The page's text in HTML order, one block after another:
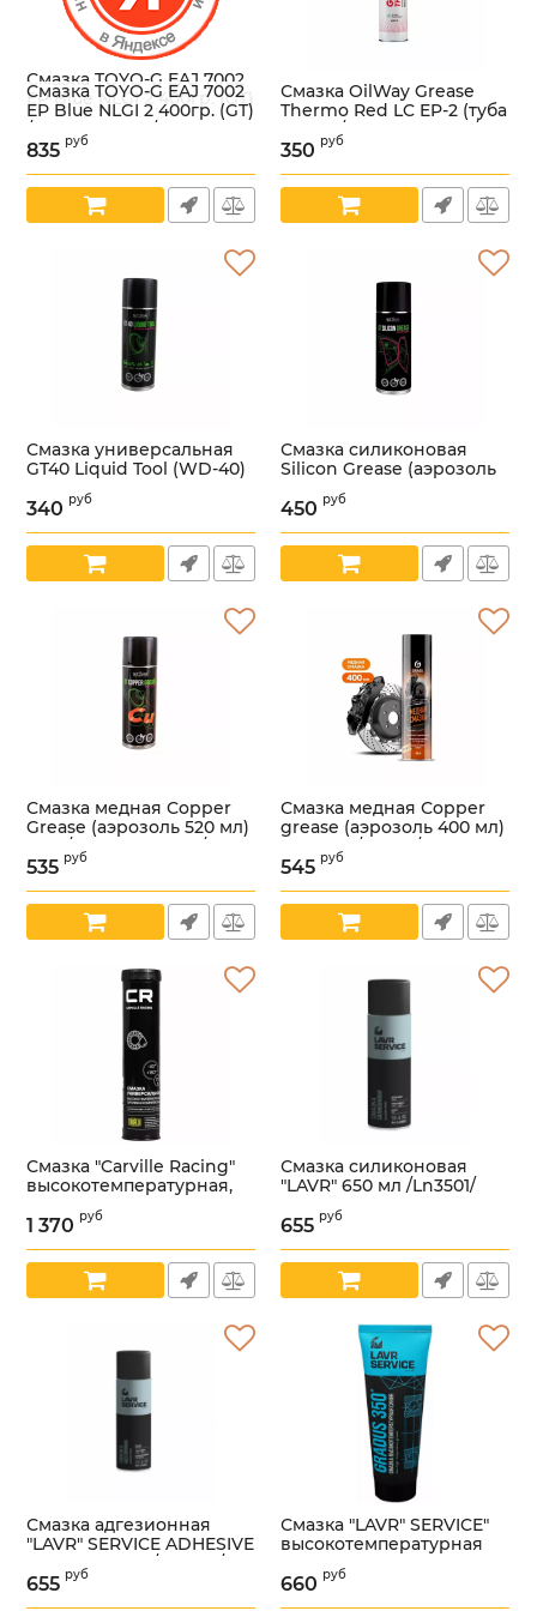
Смазка TOYO-G EAJ 7002
EP Blue NLGI 2 400гр. (GT)
/9555131412983/
Артикул:
Смазка TOYO-G EAJ 7002
EP Blue NLGI 2 400гр. (GT)
/9555131412983/
Артикул:
835 руб
Смазка OilWay Grease
Thermo Red LC EP-2 (туба
0.4 кг) /4660155100848/
Артикул:
350 руб
Смазка универсальная
GT40 Liquid Tool (WD-40)
(аэрозоль 520 мл) (GT)
/8809059410189/
Артикул: УТ000002696
340 руб
Смазка силиконовая
Silicon Grease (аэрозоль
520 мл) (GT)
/8809059410172/
Артикул: УТ000002695
450 руб
Смазка медная Copper
Grease (аэрозоль 520 мл)
(GT) /8809059410165/
Артикул:
535 руб
Смазка медная Сopper
grease (аэрозоль 400 мл)
(GRASS) /110520/
Артикул:
545 руб
Смазка "Carville Racing"
высокотемпературная,
универсальная 375 гр
туба /g5150240/
Артикул: УТ000001982
1 370 руб
Смазка силиконовая
"LAVR" 650 мл /Ln3501/
Артикул:
655 руб
Смазка адгезионная
"LAVR" SERVICE ADHESIVE
SPRAY 650 мл /Ln3507/
Артикул:
655 руб
Смазка "LAVR" SERVICE"
высокотемпературная
синяя GRADUS 350 200
мл /Ln3526/
Артикул: УТ000000812
660 руб